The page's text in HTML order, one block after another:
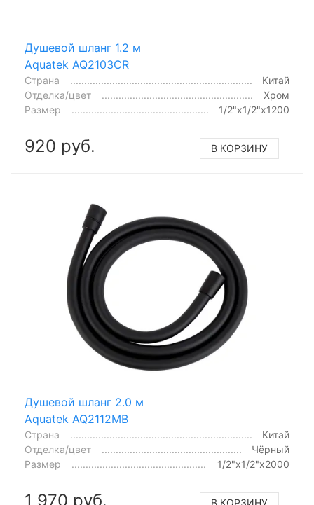
Душевой шланг 1.2 м
Aquatek AQ2103CR
Страна
Китай
Отделка/цвет
Хром
Размер
1/2"x1/2"x1200
920 руб. В КОРЗИНУ
Душевой шланг 2.0 м
Aquatek AQ2112MB
Страна
Китай
Отделка/цвет
Чёрный
Размер
1/2"x1/2"x2000
1 970 руб. В КОРЗИНУ